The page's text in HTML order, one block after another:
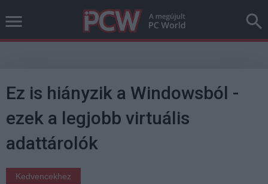
Ez is hiányzik a Windowsból -
ezek a legjobb virtuális
adattárolók
Kedvencekhez